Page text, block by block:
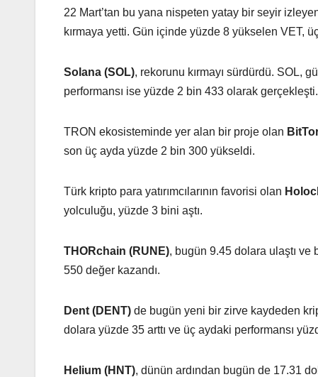
22 Mart’tan bu yana nispeten yatay bir seyir
kırmaya yetti. Gün içinde yüzde 8 yükselen VET,
Solana (SOL), rekorunu kırmayı sürdürdü. SOL,
performansı ise yüzde 2 bin 433 olarak gerçekleşti.
TRON ekosisteminde yer alan bir proje olan
son üç ayda yüzde 2 bin 300 yükseldi.
Türk kripto para yatırımcılarının favorisi olan
yolculuğu, yüzde 3 bini aştı.
THORchain (RUNE), bugün 9.45 dolara ulaştı
550 değer kazandı.
Dent (DENT) de bugün yeni bir zirve kaydeden
dolara yüzde 35 arttı ve üç aydaki performansı
Helium (HNT), dünün ardından bugün de 17.31